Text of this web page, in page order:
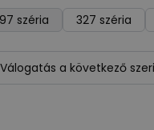
széria 327 széria
Válogatás a következő